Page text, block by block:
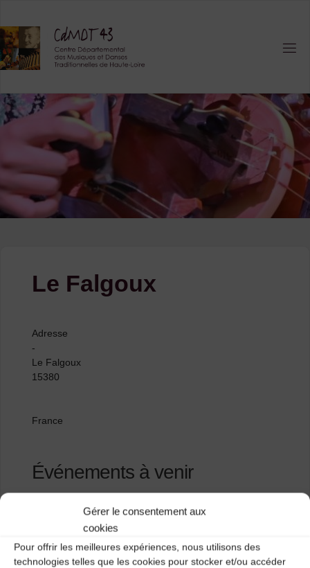
Gérer le consentement aux
cookies
Pour offrir les meilleures expériences, nous utilisons des
technologies telles que les cookies pour stocker et/ou accéder
content
Le Falgoux
Adresse
-
Le Falgoux
15380
France
Événements à venir
<li>Aucun événement à cet emplacement</li>
Le Falgoux